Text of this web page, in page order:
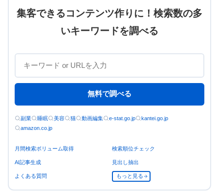
集客できるコンテンツ作りに！検索数の多
いキーワードを調べる
無料で調べる
副業 睡眠 美容 猫 動画編集 e-stat.go.jp
kantei.go.jp
amazon.co.jp
月間検索ボリューム取得 検索順位チェック
AI記事生成 見出し抽出
よくある質問 もっと見る